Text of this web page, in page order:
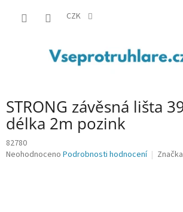
CZK
STRONG závěsná lišta
délka 2m pozink
82780
Průměrné
Neohodnoceno Podrobnosti hodnocení